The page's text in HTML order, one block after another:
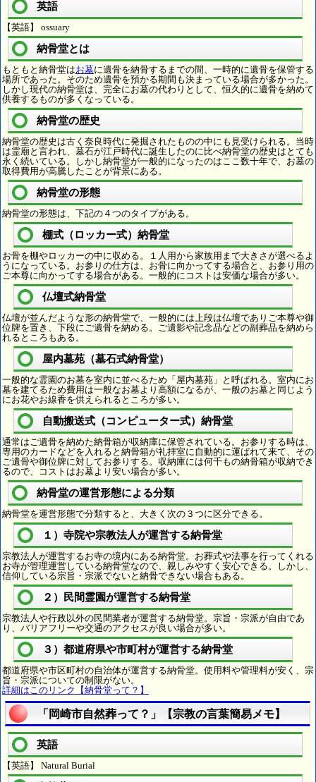
英語
【英語】 ossuary
納骨堂とは
もともと納骨堂はお墓に遺骨を納骨するまでの間、一時的に遺骨を保管する
場所であった。そのため遺骨を預かる期間も決まっている場合が多かった。
しかし現代の納骨堂は、完全にお墓の代わりとして、恒久的に遺骨を納めて
供養するものが多くなっている。
納骨堂の歴史
納骨堂の歴史は古く奈良時代に発掘されたものの中にも見受けられる。当時
は霊廟と言われ、墓石が江戸時代に誕生したのに比べ納骨堂の歴史はとても
永く続いている。しかし納骨堂が一般的になったのはここ数十年で、お墓の
取得費用が高騰したことが背景にある。
納骨堂の形態
納骨堂の形態は、下記の４つのタイプがある。
棚式（ロッカー式）納骨堂
お骨を棚やロッカーの中に収める。１人用から家族用まで大きさが選べるよ
うになっている。お参りの仕方は、お骨に向かってする場合と、お参り用の
ご本尊に向かってする場合がある。一般的にコストは安価な場合が多い。
仏壇式納骨堂
仏壇が並んだような形の納骨堂で、一般的には上段は仏壇でありご本尊や御
位牌を置き、下段にご遺骨を納める。ご遺影や記念品などの副葬品を納めら
れるところもある。
屋内墓苑（墓石式納骨堂）
一般的な霊園のお墓を室内に並べるため「屋内墓苑」と呼ばれる。室内にお
墓を建てるため費用は一般なお墓より高額になるが、一般のお墓と同じよう
にお花やお線香を供えられるところが多い。
自動搬送式（コンピューター式）納骨堂
通常はご遺骨を納めた納骨箱が収納庫に保管されている。お参りする時は、
専用のカードなどを入れると納骨箱が礼拝室に自動的に運ばれて来て、その
ご遺骨や御位牌に対してお参りする。収納庫には何千もの納骨箱が収納でき
るので、コストはお墓より安い場合が多い。
納骨堂の運営形態による分類
納骨堂を運営形態で分類すると、大きく次の３つに区分できる。
１）寺院や宗教法人が運営する納骨堂
宗教法人が運営するお寺の境内にある納骨堂。お葬式や法事を行ってくれる
お寺が管理運営している納骨堂なので、親しみやすく安心できる。しかし、
信仰している宗旨・宗派でないと納骨できない場合もある。
２）民間霊園が運営する納骨堂
宗教法人や行政以外の民間業者が運営する納骨堂。宗旨・宗派が自由であ
り、バリアフリーや交通のアクセスが良い場合が多い。
３）都道府県や市町村が運営する納骨堂
都道府県や市区町村の自治体が運営する納骨堂。使用料や管理料が安く、宗
旨・宗派についての制限がない。
詳細はこのリンク【納骨堂って？】
「岡崎市自然葬って？」【宗教の言葉簡易メモ】
英語
【英語】 Natural Burial